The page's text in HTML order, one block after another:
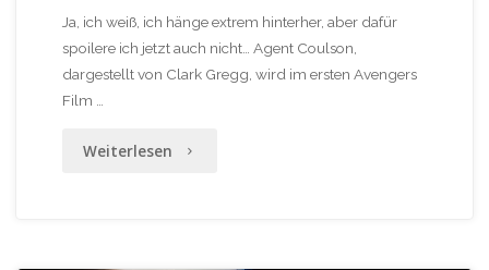
Ja, ich weiß, ich hänge extrem hinterher, aber dafür
spoilere ich jetzt auch nicht… Agent Coulson,
dargestellt von Clark Gregg, wird im ersten Avengers
Film …
Weiterlesen "Agents